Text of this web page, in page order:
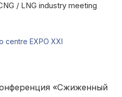
/ LNG industry meeting
centre EXPO XXI